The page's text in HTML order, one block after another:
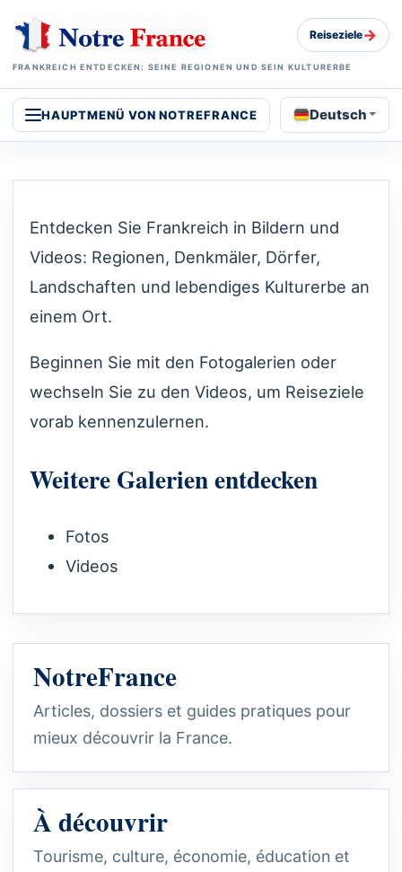
FRANKREICH ENTDECKEN: SEINE REGIONEN UND SEIN KULTURERBE
Reiseziele→
HAUPTMENÜ VON NOTREFRANCE Deutsch
Entdecken Sie Frankreich in Bildern und
Videos: Regionen, Denkmäler, Dörfer,
Landschaften und lebendiges Kulturerbe an
einem Ort.
Beginnen Sie mit den Fotogalerien oder
wechseln Sie zu den Videos, um Reiseziele
vorab kennenzulernen.
Weitere Galerien entdecken
Fotos
Videos
NotreFrance
Articles, dossiers et guides pratiques pour
mieux découvrir la France.
À découvrir
Tourisme, culture, économie, éducation et